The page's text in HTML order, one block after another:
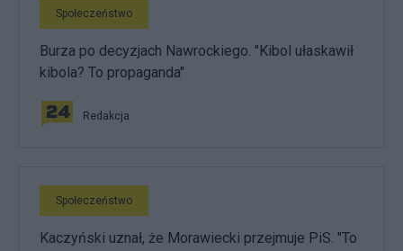
Społeczeństwo
Burza po decyzjach Nawrockiego. "Kibol ułaskawił
kibola? To propaganda"
Redakcja
Społeczeństwo
Kaczyński uznał, że Morawiecki przejmuje PiS. "To